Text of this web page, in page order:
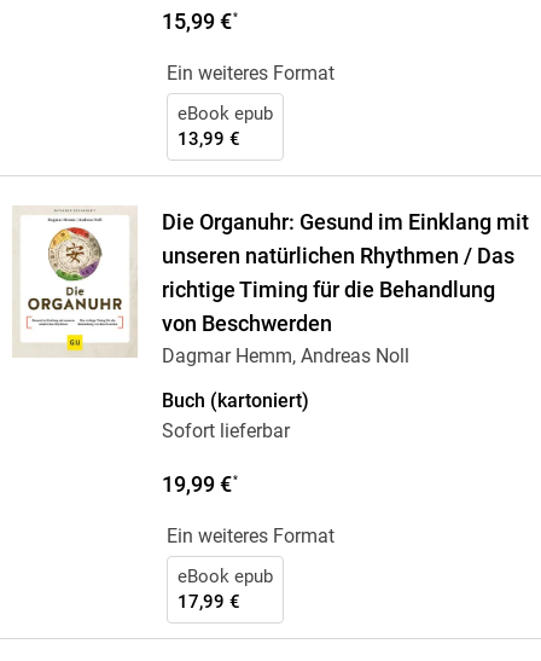
15,99 €*
Ein weiteres Format
eBook epub
13,99 €
Die Organuhr: Gesund im Einklang mit
unseren natürlichen Rhythmen / Das
richtige Timing für die Behandlung
von Beschwerden
Dagmar Hemm, Andreas Noll
Buch (kartoniert)
Sofort lieferbar
19,99 €*
Ein weiteres Format
eBook epub
17,99 €